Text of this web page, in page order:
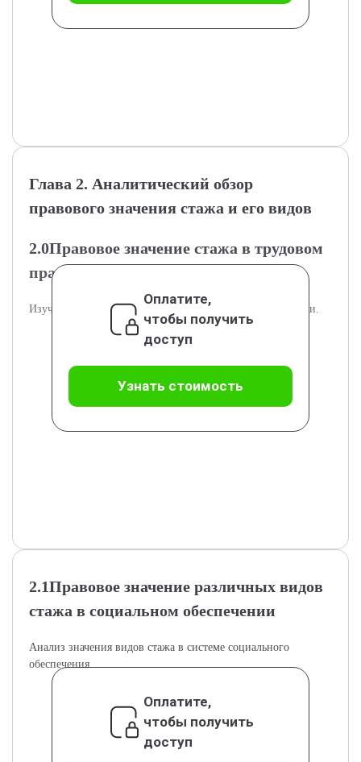
Глава 2. Аналитический обзор
правового значения стажа и его видов
2.0Правовое значение стажа в трудовом
праве
Изучение влияния стажа на трудовые права и обязанности.
Оплатите,
чтобы получить
доступ
Узнать стоимость
2.1Правовое значение различных видов
стажа в социальном обеспечении
Анализ значения видов стажа в системе социального
обеспечения.
Оплатите,
чтобы получить
доступ